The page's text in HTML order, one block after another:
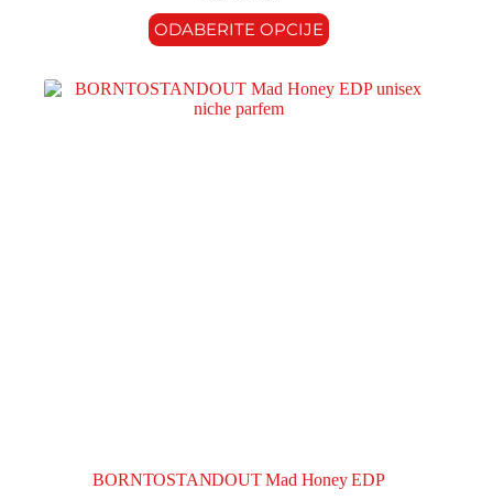
ODABERITE OPCIJE
BORNTOSTANDOUT Mad Honey EDP